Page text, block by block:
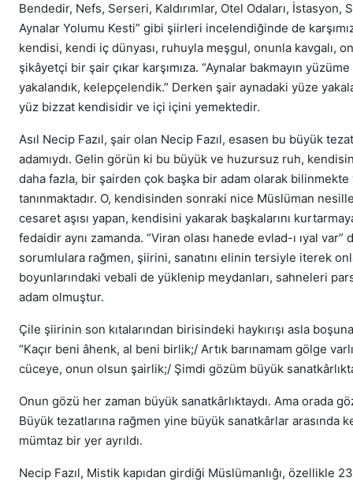
Bendedir, Nefs, Serseri, Kaldırımlar, Otel Odaları, İstasyon,
Aynalar Yolumu Kesti” gibi şiirleri incelendiğinde de
kendisi, kendi iç dünyası, ruhuyla meşgul, onunla kavgalı,
şikâyetçi bir şair çıkar karşımıza. “Aynalar bakmayın
yakalandık, kelepçelendik.” Derken şair aynadaki yüze
yüz bizzat kendisidir ve içi içini yemektedir.
Asıl Necip Fazıl, şair olan Necip Fazıl, esasen bu büyük
adamıydı. Gelin görün ki bu büyük ve huzursuz ruh,
daha fazla, bir şairden çok başka bir adam olarak bilinmekte
tanınmaktadır. O, kendisinden sonraki nice Müslüman
cesaret aşısı yapan, kendisini yakarak başkalarını
fedaidir aynı zamanda. “Viran olası hanede evlad-ı ıyal var”
sorumlulara rağmen, şiirini, sanatını elinin tersiyle iterek
boyunlarındaki vebali de yüklenip meydanları, sahneleri
adam olmuştur.
Çile şiirinin son kıtalarından birisindeki haykırışı asla
“Kaçır beni âhenk, al beni birlik;/ Artık barınamam gölge
cüceye, onun olsun şairlik;/ Şimdi gözüm büyük
Onun gözü her zaman büyük sanatkârlıktaydı. Ama orada
Büyük tezatlarına rağmen yine büyük sanatkârlar arasında
mümtaz bir yer ayrıldı.
Necip Fazıl, Mistik kapıdan girdiği Müslümanlığı, özellikle